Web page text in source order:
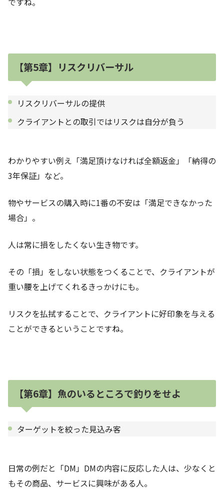
【第5章】リスクリバーサル
リスクリバーサルの提供
クライアントとの取引ではリスクは自分が負う
わかりやすい例え「満足頂けなければ全額返金」「納得の
3年保証」など。
物やサービスの購入時に1番の不安は「満足できなかった
場合」。
人は常に損をしたくない生き物です。
その「損」をしない状態をつくることで、クライアントが
重い腰を上げてくれるきっかけにも。
リスクを払拭することで、クライアントに好印象を与える
ことができるということですね。
【第6章】魚のいるところで釣りをせよ
ターゲットを絞った見込み客
日常の例だと「DM」DMの内容に反応した人は、少なくと
もその商品、サービスに興味がある人。